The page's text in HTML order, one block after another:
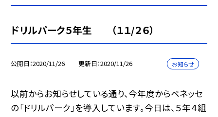
ドリルパーク５年生 （１１/２６）
公開日 2020/11/26 更新日 2020/11/26 お知らせ
以前からお知らせしている通り、今年度からベネッセ
の「ドリルパーク」を導入しています。今日は、５年４組